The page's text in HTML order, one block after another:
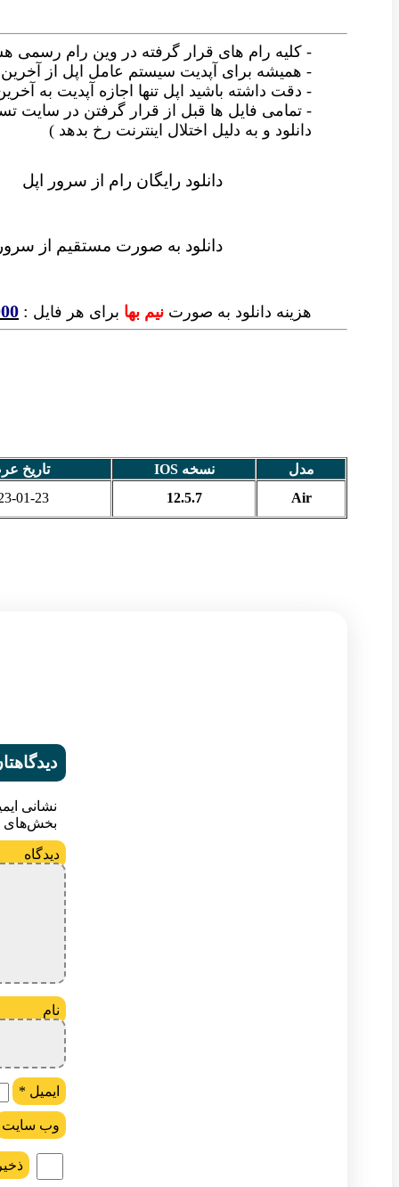
- کلیه رام های قرار گرفته در وین رام
- همیشه برای آپدیت سیستم عامل اپل از
- دقت داشته باشید اپل تنها اجازه آپدیت به
- تمامی فایل ها قبل از قرار گرفتن در
دانلود و به دلیل اختلال اینترنت رخ بدهد )
دانلود رایگان رام از سرور اپل
دانلود به صورت مستقیم از
هزینه دانلود به صورت نیم بها برای هر فایل :
مدل نسخه IOS
تاریخ
Air
12.5.7
01-23
نشانی
بخش‌های
ایمیل *
وب‌ سایت